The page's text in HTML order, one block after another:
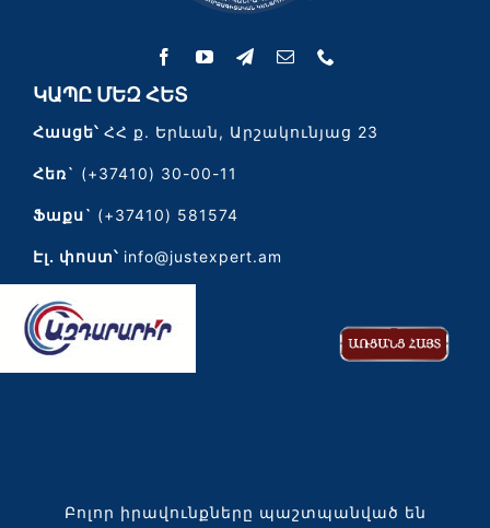
ԿԱՊԸ ՄԵԶ ՀԵՏ
Հասցե՝ՀՀ ք. Երևան, Արշակունյաց 23
Հեռ` (+37410) 30-00-11
Ֆաքս` (+37410) 581574
Էլ․ փոստ՝ info@justexpert.am
Բոլոր իրավունքները պաշտպանված են